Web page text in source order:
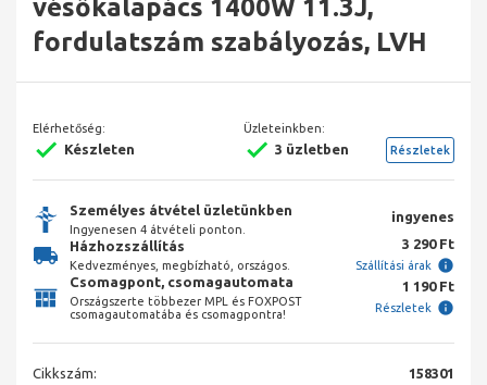
vésőkalapács 1400W 11.3J,
fordulatszám szabályozás, LVH
Elérhetőség:
Készleten
Üzleteinkben:
3 üzletben Részletek
Személyes átvétel üzletünkben
Ingyenesen 4 átvételi ponton.
ingyenes
Házhozszállítás
Kedvezményes, megbízható, országos.
3 290 Ft
Szállítási árak
Csomagpont, csomagautomata
Országszerte többezer MPL és FOXPOST
csomagautomatába és csomagpontra!
1 190 Ft
Részletek
Cikkszám:
158301